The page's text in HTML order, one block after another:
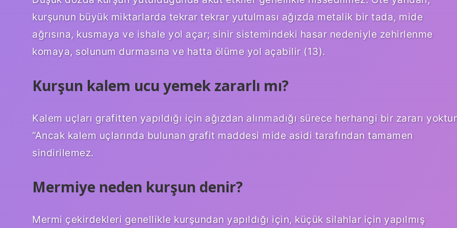
kurşunun büyük miktarlarda tekrar tekrar yutulması ağızda metalik bir tada, mide
ağrısına, kusmaya ve ishale yol açar; sinir sistemindeki hasar nedeniyle zehirlenme
komaya, solunum durmasına ve hatta ölüme yol açabilir (13).
Kurşun kalem ucu yemek zararlı mı?
Kalem uçları grafitten yapıldığı için ağızdan alınmadığı sürece herhangi bir zararı
“Ancak kalem uçlarında bulunan grafit maddesi mide asidi tarafından tamamen
sindirilemez.
Mermiye neden kurşun denir?
Mermi çekirdekleri genellikle kurşundan yapıldığı için, küçük silahlar için yapılmış